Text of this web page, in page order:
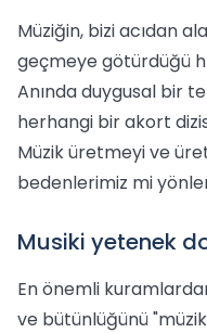
Müziğin, bizi acıdan
geçmeye götürdüğü
Anında duygusal bir
herhangi bir akort
Müzik üretmeyi ve
bedenlerimiz mi
Musiki yetenek
En önemli
ve bütünlüğünü